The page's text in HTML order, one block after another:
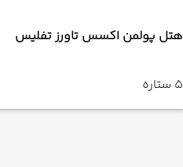
هتل پولمن اکسس تاورز تفلیس
5 ستاره